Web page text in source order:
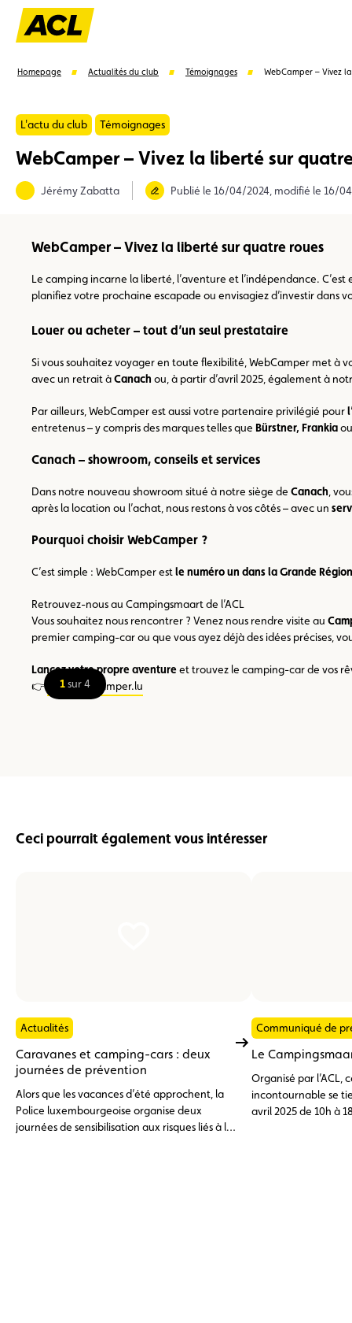
Suggestions
Homepage Actualités du club Témoignages WebCamper – Vivez
L'actu du club Témoignages
WebCamper – Vivez la liberté sur
Jérémy Zabatta Publié le 16/04/2024, modifié le 16/
WebCamper – Vivez la liberté sur quatre roues
Le camping incarne la liberté, l’aventure et l’indépendance.
planifiez votre prochaine escapade ou envisagiez d’investir dans
Louer ou acheter – tout d’un seul prestataire
Si vous souhaitez voyager en toute flexibilité, WebCamper met à
avec un retrait àCanach ou, à partir d’avril 2025, également à
Par ailleurs, WebCamper est aussi votre partenaire privilégié pour
entretenus – y compris des marques telles que Bürstner, Frankia
Canach – showroom, conseils et services
Dans notre nouveau showroom situé à notre siège de Canach ,
après la location ou l’achat, nous restons à vos côtés – avec un
Pourquoi choisir WebCamper ?
C’est simple : WebCamper est le numéro un dans la Grande Région
Retrouvez-nous au Campingsmaart de l’ACL
Vous souhaitez nous rencontrer ? Venez nous rendre visite au
premier camping-car ou que vous ayez déjà des idées précises,
Lancez votre propre aventureet trouvez le camping-car de vos
👉
www.webcamper.lu
1sur 4
Ceci pourrait également vous intéresser
Actualités
Caravanes et camping-cars : deux
journées de prévention
Alors que les vacances d’été approchent, la
Police luxembourgeoise organise deux
journées de sensibilisation aux risques liés à la
Communiqué de
Le
Organisé par l’ACL,
incontournable se
avril 2025 de 10h à 18h sur le site de karting